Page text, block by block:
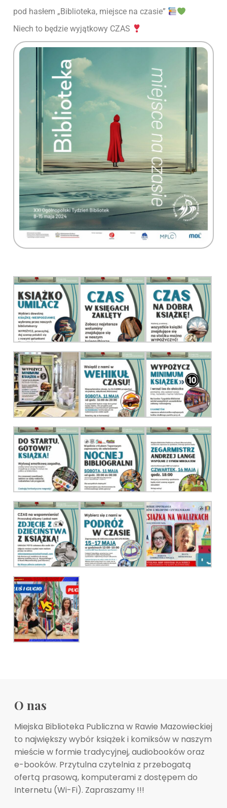
pod hasłem „Biblioteka, miejsce na czasie”
Niech to będzie wyjątkowy CZAS
O nas
Miejska Biblioteka Publiczna w Rawie Mazowieckiej
to największy wybór książek i komiksów w naszym
mieście w formie tradycyjnej, audiobooków oraz
e-booków. Przytulna czytelnia z przebogatą
ofertą prasową, komputerami z dostępem do
Internetu (Wi-Fi). Zapraszamy !!!